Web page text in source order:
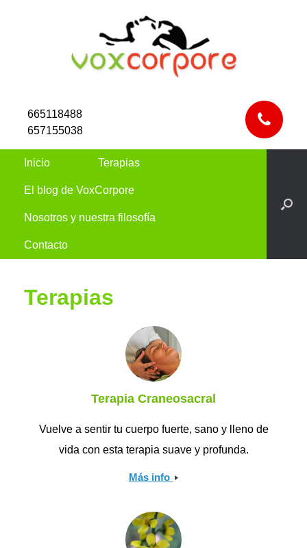
665118488
657155038
Inicio Terapias
El blog de VoxCorpore
Nosotros y nuestra filosofía
Contacto
Terapias
Terapia Craneosacral
Vuelve a sentir tu cuerpo fuerte, sano y lleno de
vida con esta terapia suave y profunda.
Más info